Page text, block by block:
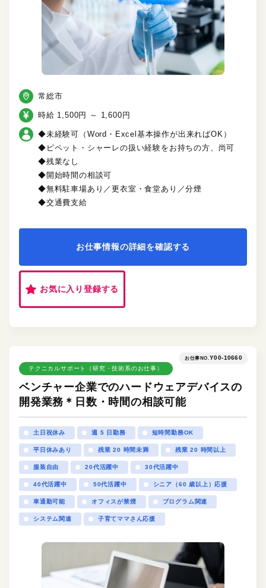
常総市
時給 1,500円 ～ 1,600円
◆未経験可（Word・Excel基本操作が出来ればOK）
◆ピペット・シャーレの扱い経験をお持ちの方、尚可
◆残業なし
◆開始時間の相談可
◆無料駐車場あり／更衣室・食堂あり／分煙
◆交通費支給
お仕事情報の詳細を確認する
お気に入り登録する
お仕事NO.Y00-10660
テクニカルサポート（研究・技術系のお仕事）
ベンチャー企業でのハードウェアデバイスの
開発業務＊日数・時間の相談可能
土日祝休み 週 5 日勤務 短時間勤務OK
平日休みあり 残業 20 時間未満 残業 20 時間以上
服装自由 20代活躍中 30代活躍中
40代活躍中 50代活躍中 シニア（60 歳以上）応援
車通勤可能 オフィスが禁煙 プログラム関連
システム関連 子育てママさん応援